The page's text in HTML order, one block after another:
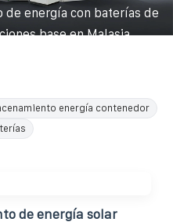
de energía con baterías de
base en Malasia
energía contenedor
de energía solar